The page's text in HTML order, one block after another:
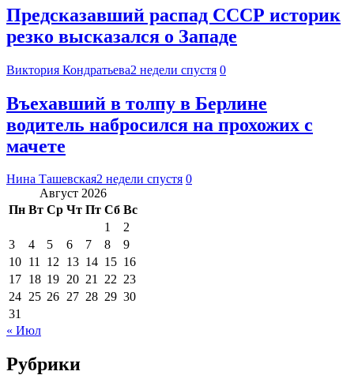
Предсказавший распад СССР историк
резко высказался о Западе
Виктория Кондратьева2 недели спустя 0
Въехавший в толпу в Берлине
водитель набросился на прохожих с
мачете
Нина Ташевская2 недели спустя 0
Август 2026
Пн Вт Ср Чт Пт Сб Вс
1
2
3
4 5 6 7 8
9
10 11 12 13 14 15 16
17 18 19 20 21 22 23
24 25 26 27 28 29 30
31
« Июл
Рубрики